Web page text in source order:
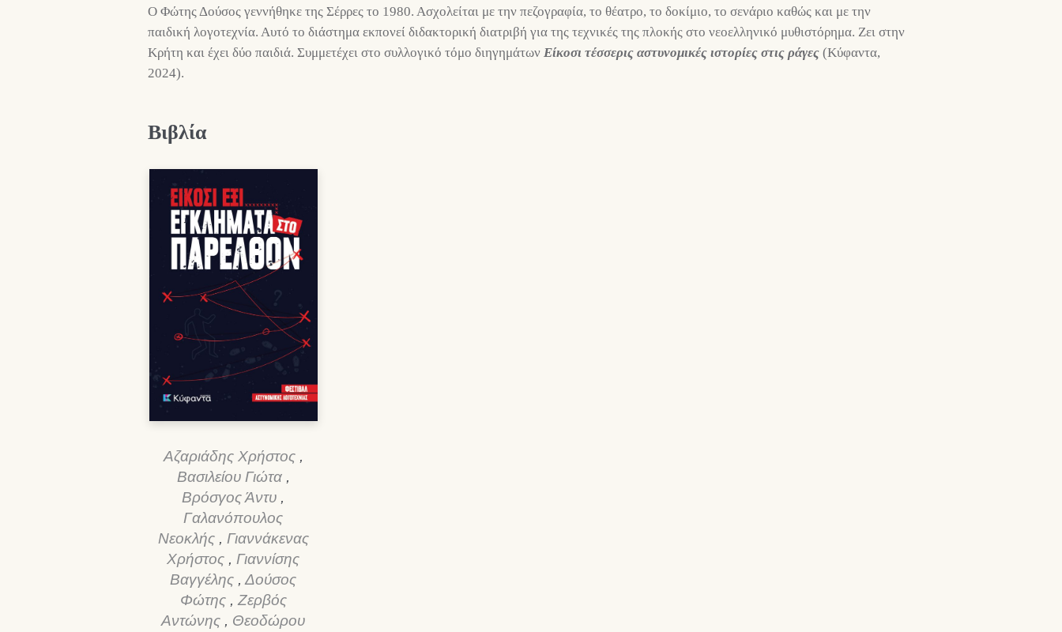
Ο Φώτης Δούσος γεννήθηκε της Σέρρες το 1980. Ασχολείται με την πεζογραφία, το θέατρο, το δοκίμιο, το σενάριο καθώς και με την
παιδική λογοτεχνία. Αυτό το διάστημα εκπονεί διδακτορική διατριβή για της τεχνικές της πλοκής στο νεοελληνικό μυθιστόρημα. Ζει στην
Κρήτη και έχει δύο παιδιά. Συμμετέχει στο συλλογικό τόμο διηγημάτων Είκοσι τέσσερις αστυνομικές ιστορίες στις ράγες (Κύφαντα,
2024).
Βιβλία
Αζαριάδης Χρήστος ,
Βασιλείου Γιώτα ,
Βρόσγος Άντυ ,
Γαλανόπουλος
Νεοκλής , Γιαννάκενας
Χρήστος ,Γιαννίσης
Βαγγέλης ,Δούσος
Φώτης ,Ζερβός
Αντώνης , Θεοδώρου